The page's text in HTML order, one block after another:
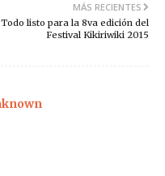
MÁS RECIENTES
Todo listo para la 8va edición del
Festival Kikiriwiki 2015